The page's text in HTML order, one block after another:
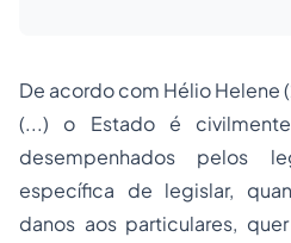
De acordo com Hélio Helene
(...) o Estado é
desempenhados pelos
específica de legislar,
danos aos particulares,